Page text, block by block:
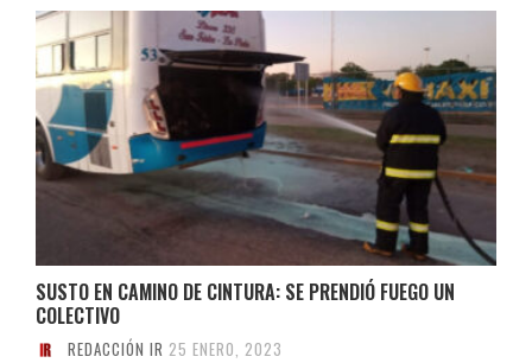
SUSTO EN CAMINO DE CINTURA: SE PRENDIÓ FUEGO UN
COLECTIVO
REDACCIÓN IR 25 ENERO, 2023